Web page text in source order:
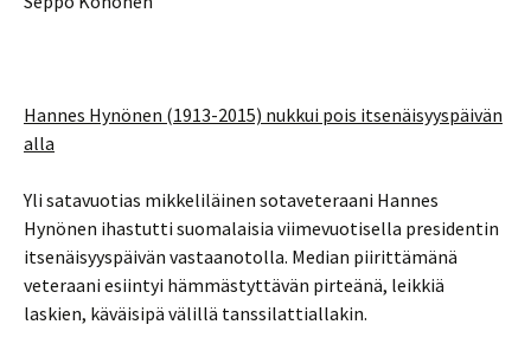
Hannes Hynönen (1913-2015) nukkui pois itsenäisyyspäivän
alla
Yli satavuotias mikkeliläinen sotaveteraani Hannes
Hynönen ihastutti suomalaisia viimevuotisella presidentin
itsenäisyyspäivän vastaanotolla. Median piirittämänä
veteraani esiintyi hämmästyttävän pirteänä, leikkiä
laskien, käväisipä välillä tanssilattiallakin.